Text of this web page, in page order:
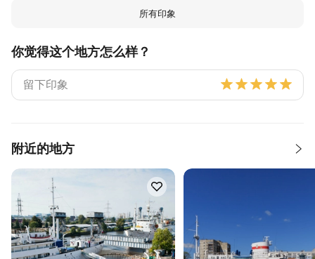
所有印象
你觉得这个地方怎么样？
附近的地方